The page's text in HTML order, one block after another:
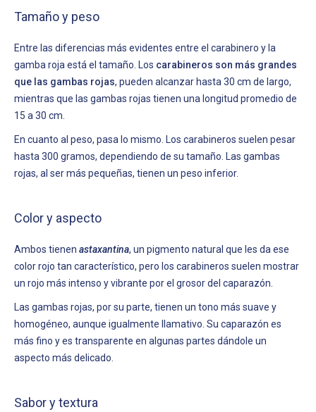
Tamaño y peso
Entre las diferencias más evidentes entre el carabinero y la
gamba roja está el tamaño. Los carabineros son más grandes
que las gambas rojas, pueden alcanzar hasta 30 cm de largo,
mientras que las gambas rojas tienen una longitud promedio de
15 a 30 cm.
En cuanto al peso, pasa lo mismo. Los carabineros suelen pesar
hasta 300 gramos, dependiendo de su tamaño. Las gambas
rojas, al ser más pequeñas, tienen un peso inferior.
Color y aspecto
Ambos tienen astaxantina, un pigmento natural que les da ese
color rojo tan característico, pero los carabineros suelen mostrar
un rojo más intenso y vibrante por el grosor del caparazón.
Las gambas rojas, por su parte, tienen un tono más suave y
homogéneo, aunque igualmente llamativo. Su caparazón es
más fino y es transparente en algunas partes dándole un
aspecto más delicado.
Sabor y textura